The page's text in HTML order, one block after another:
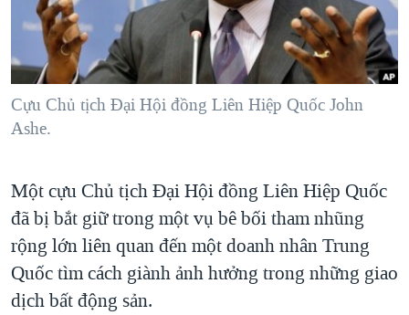
"Tìm"NGƯỜI VIỆT HẢI NGOẠI
ĐỜI SỐNG
KINH TẾ
KHOA HỌC
VĂN HOÁ
THỂ THAO
GIÁO DỤC
TẠI
HÀNH TRÌNH BẦU CỬ 2024
MỘT NĂM CHIẾN TRANH TẠI DẢI GAZA
GIẢI MÃ VÀNH ĐAI & CON ĐƯỜNG
NGÀY TỊ NẠN THẾ GIỚI
GROUND ZERO – XƯA VÀ NAY
CHI PHÍ CHIẾN TRANH AFGHANISTAN
CÁC GIÁ TRỊ CỘNG HÒA Ở VIỆT NAM
THƯỢNG ĐỈNH TRUMP-KIM TẠI VIỆT NAM
VIDEO
NGHE
MẠNG XÃ HỘI
Ngôn ngữ khác
Cựu Chủ tịch Đại Hội đồng Liên Hiệp Quốc John
Ashe.
Một cựu Chủ tịch Đại Hội đồng Liên Hiệp Quốc
đã bị bắt giữ trong một vụ bê bối tham nhũng
rộng lớn liên quan đến một doanh nhân Trung
Quốc tìm cách giành ảnh hưởng trong những giao
dịch bất động sản.